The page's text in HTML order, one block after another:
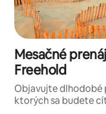
Mesačné
Freehold
Objavujte dlhodobé
ktorých sa budete